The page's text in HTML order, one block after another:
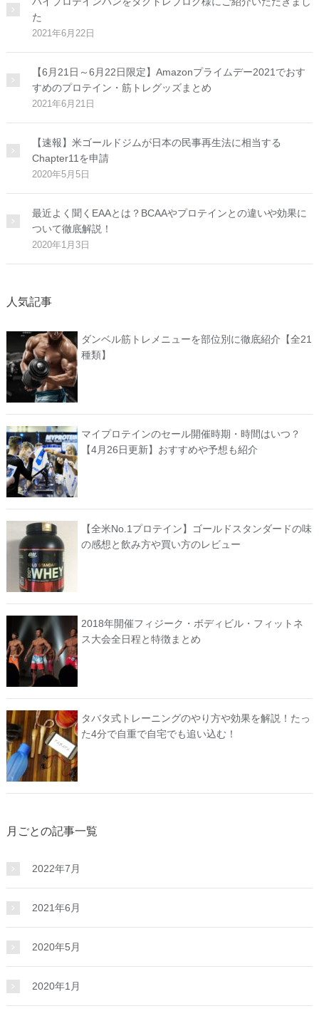
た
2021年6月22日
【6月21日～6月22日限定】Amazonプライムデー2021でおす
すめのプロテイン・筋トレグッズまとめ
2021年6月21日
【速報】米ゴールドジムが日本の民事再生法に相当する
Chapter11を申請
2020年5月5日
最近よく聞くEAAとは？BCAAやプロテインとの違いや効果に
ついて徹底解説！
2020年1月3日
人気記事
ダンベル筋トレメニューを部位別に徹底紹介【全21
種類】
マイプロテインのセール開催時期・時間はいつ？
【4月26日更新】おすすめや予想も紹介
【全米No.1プロテイン】ゴールドスタンダードの味
の感想と飲み方や買い方のレビュー
2018年開催フィジーク・ボディビル・フィットネ
ス大会全日程と特徴まとめ
タバタ式トレーニングのやり方や効果を解説！たっ
た4分で自重で自宅でも追い込む！
月ごとの記事一覧
2022年7月
2021年6月
2020年5月
2020年1月